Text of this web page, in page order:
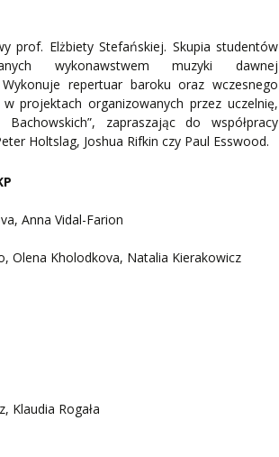
prof. Elżbiety Stefańskiej. Skupia studentów
wykonawstwem muzyki dawnej
repertuar baroku oraz wczesnego
projektach organizowanych przez uczelnię,
zapraszając do współpracy
Holtslag, Joshua Rifkin czy Paul Esswood.
Anna Vidal-Farion
Olena Kholodkova, Natalia Kierakowicz
Klaudia Rogała